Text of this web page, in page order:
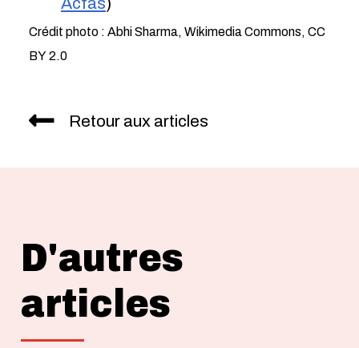
Crédit photo : Abhi Sharma, Wikimedia Commons, CC
BY 2.0
Retour aux articles
D'autres
articles